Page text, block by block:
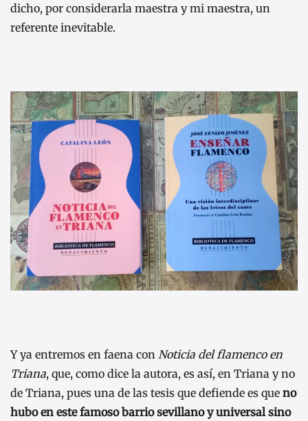
dicho, por considerarla maestra y mi maestra, un
referente inevitable.
Y ya entremos en faena con Noticia del flamenco en
Triana, que, como dice la autora, es así, en Triana y no
de Triana, pues una de las tesis que defiende es que no
hubo en este famoso barrio sevillano y universal sino